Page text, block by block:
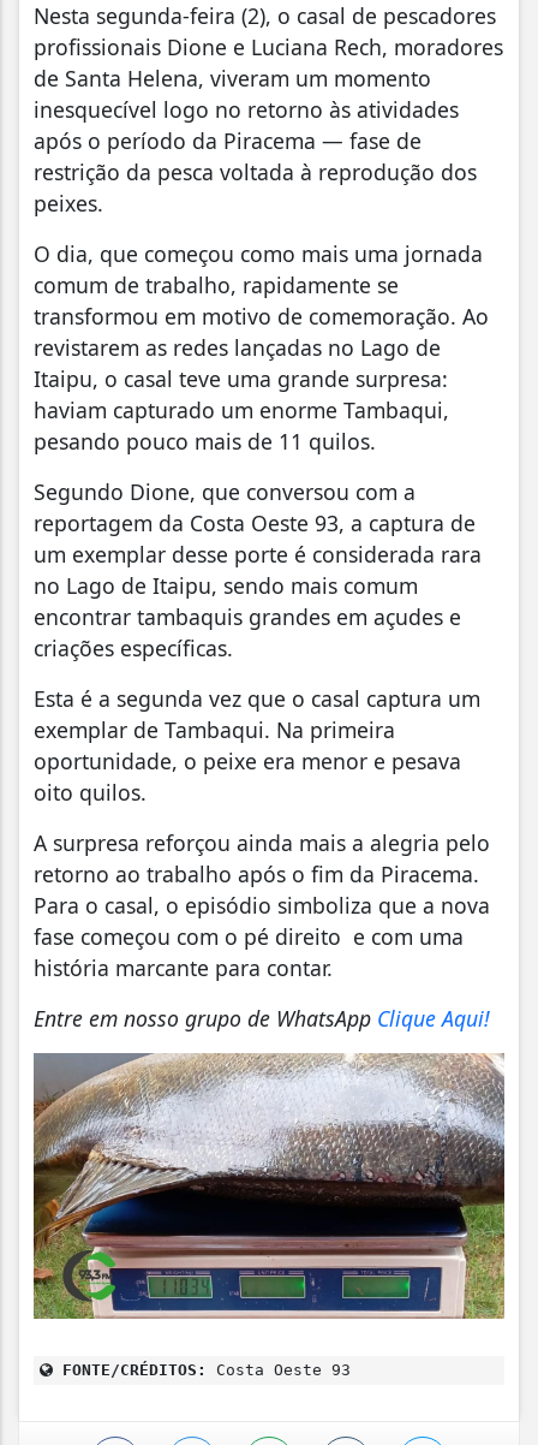
Nesta segunda-feira (2), o casal de pescadores
profissionais Dione e Luciana Rech, moradores
de Santa Helena, viveram um momento
inesquecível logo no retorno às atividades
após o período da Piracema — fase de
restrição da pesca voltada à reprodução dos
peixes.
O dia, que começou como mais uma jornada
comum de trabalho, rapidamente se
transformou em motivo de comemoração. Ao
revistarem as redes lançadas no Lago de
Itaipu, o casal teve uma grande surpresa:
haviam capturado um enorme Tambaqui,
pesando pouco mais de 11 quilos.
Segundo Dione, que conversou com a
reportagem da Costa Oeste 93, a captura de
um exemplar desse porte é considerada rara
no Lago de Itaipu, sendo mais comum
encontrar tambaquis grandes em açudes e
criações específicas.
Esta é a segunda vez que o casal captura um
exemplar de Tambaqui. Na primeira
oportunidade, o peixe era menor e pesava
oito quilos.
A surpresa reforçou ainda mais a alegria pelo
retorno ao trabalho após o fim da Piracema.
Para o casal, o episódio simboliza que a nova
fase começou com o pé direito e com uma
história marcante para contar.
Entre em nosso grupo de WhatsApp Clique Aqui!
FONTE/CRÉDITOS: Costa Oeste 93